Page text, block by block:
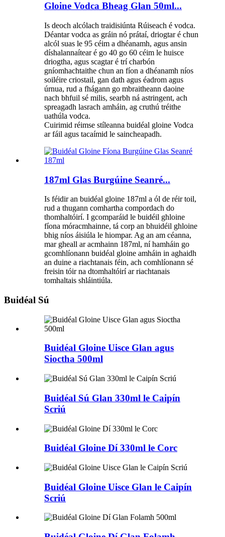
Gloine Vodca Bheag Glan 50ml...
Is deoch alcólach traidisiúnta Rúiseach é vodca.
Déantar vodca as gráin nó prátaí, driogtar é chun
alcól suas le 95 céim a dhéanamh, agus ansin
díshalannaítear é go 40 go 60 céim le huisce
driogtha, agus scagtar é trí charbón
gníomhachtaithe chun an fíon a dhéanamh níos
soiléire criostail, gan dath agus éadrom agus
úrnua, rud a fhágann go mbraitheann daoine
nach bhfuil sé milis, searbh ná astringent, ach
spreagadh lasrach amháin, ag cruthú tréithe
uathúla vodca.
Cuirimid réimse stíleanna buidéal gloine Vodca
ar fáil agus tacaímid le saincheapadh.
187ml Glas Burgúine Seanré...
Is féidir an buidéal gloine 187ml a ól de réir toil,
rud a thugann comhartha compordach do
thomhaltóirí. I gcomparáid le buidéil ghloine
fíona móracmhainne, tá corp an bhuidéil ghloine
bhig níos áisiúla le hiompar. Ag an am céanna,
mar gheall ar acmhainn 187ml, ní hamháin go
gcomhlíonann buidéal gloine amháin in aghaidh
an duine a riachtanais féin, ach comhlíonann sé
freisin tóir na dtomhaltóirí ar riachtanais
tomhaltais shláintiúla.
Buidéal Sú
Buidéal Gloine Uisce Glan agus
Sioctha 500ml
Buidéal Sú Glan 330ml le Caipín
Scriú
Buidéal Gloine Dí 330ml le Corc
Buidéal Gloine Uisce Glan le Caipín
Scriú